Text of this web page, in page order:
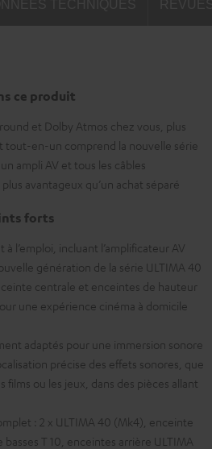
ce produit
et Dolby Atmos chez vous, plus
tout-en-un comprend la nouvelle série
ampli AV et tous les câbles
avantageux qu’un achat séparé
forts
à l’emploi, incluant l’amplificateur AV
génération de la série ULTIMA 40
centrale et enceintes de hauteur
une expérience cinéma à domicile
adaptés pour une immersion sonore
précise des effets sonores, que
films ou les jeux, dans des pièces allant
: 2 x ULTIMA 40 (Mk4), enceinte
T 10, enceintes arrière ULTIMA